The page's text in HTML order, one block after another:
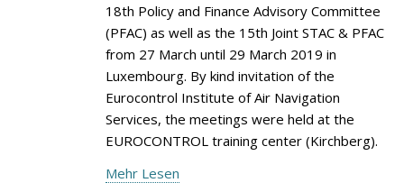
18th Policy and Finance Advisory Committee
(PFAC) as well as the 15th Joint STAC & PFAC
from 27 March until 29 March 2019 in
Luxembourg. By kind invitation of the
Eurocontrol Institute of Air Navigation
Services, the meetings were held at the
EUROCONTROL training center (Kirchberg).
Mehr Lesen